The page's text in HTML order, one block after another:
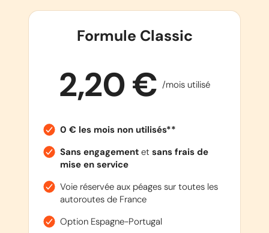
Formule Classic
2,20 € /mois utilisé
0 € les mois non utilisés**
Sans engagementet sans frais de
mise en service
Voie réservée aux péages sur toutes les
autoroutes de France
Option Espagne-Portugal